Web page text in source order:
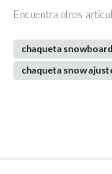
Encuentra otros
chaqueta
chaqueta snow